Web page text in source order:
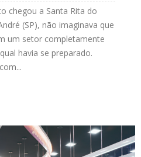
chegou a Santa Rita do
(SP), não imaginava que
um setor completamente
havia se preparado.